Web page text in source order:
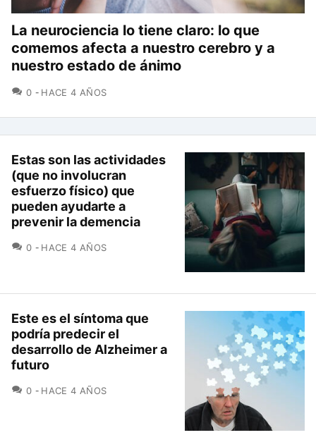
La neurociencia lo tiene claro: lo que
comemos afecta a nuestro cerebro y a
nuestro estado de ánimo
0 COMENTARIOS
HACE 4 AÑOS
Estas son las actividades
(que no involucran
esfuerzo físico) que
pueden ayudarte a
prevenir la demencia
0 COMENTARIOS
HACE 4 AÑOS
Este es el síntoma que
podría predecir el
desarrollo de Alzheimer a
futuro
0 COMENTARIOS
HACE 4 AÑOS